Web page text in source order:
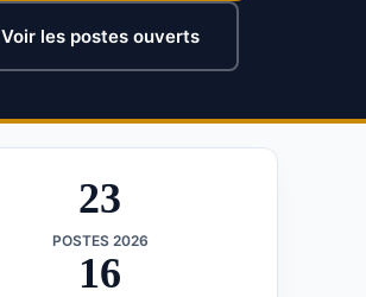
Voir les postes ouverts
23
POSTES 2026
16